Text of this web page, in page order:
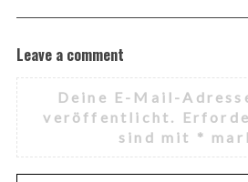
Leave a comment
Deine E-Mail-
veröffentlicht.
sind mit *